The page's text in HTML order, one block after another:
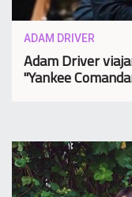
ADAM DRIVER
Adam Driver
"Yankee